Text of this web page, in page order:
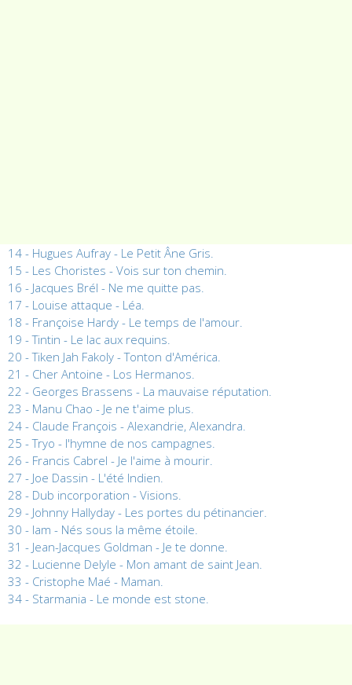
14 - Hugues Aufray - Le Petit Âne Gris.
15 - Les Choristes - Vois sur ton chemin.
16 - Jacques Brél - Ne me quitte pas.
17 - Louise attaque - Léa.
18 - Françoise Hardy - Le temps de l'amour.
19 - Tintin - Le lac aux requins.
20 - Tiken Jah Fakoly - Tonton d'América.
21 - Cher Antoine - Los Hermanos.
22 - Georges Brassens - La mauvaise réputation.
23 - Manu Chao - Je ne t'aime plus.
24 - Claude François - Alexandrie, Alexandra.
25 - Tryo - l'hymne de nos campagnes.
26 - Francis Cabrel - Je l'aime à mourir.
27 - Joe Dassin - L'été Indien.
28 - Dub incorporation - Visions.
29 - Johnny Hallyday - Les portes du pétinancier.
30 - Iam - Nés sous la même étoile.
31 - Jean-Jacques Goldman - Je te donne.
32 - Lucienne Delyle - Mon amant de saint Jean.
33 - Cristophe Maé - Maman.
34 - Starmania - Le monde est stone.